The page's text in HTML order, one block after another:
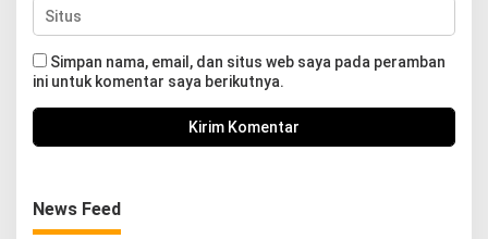
Simpan nama, email, dan situs web saya pada peramban
ini untuk komentar saya berikutnya.
News Feed